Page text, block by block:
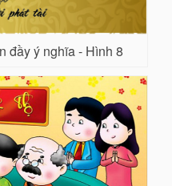
đầy ý nghĩa - Hình 8